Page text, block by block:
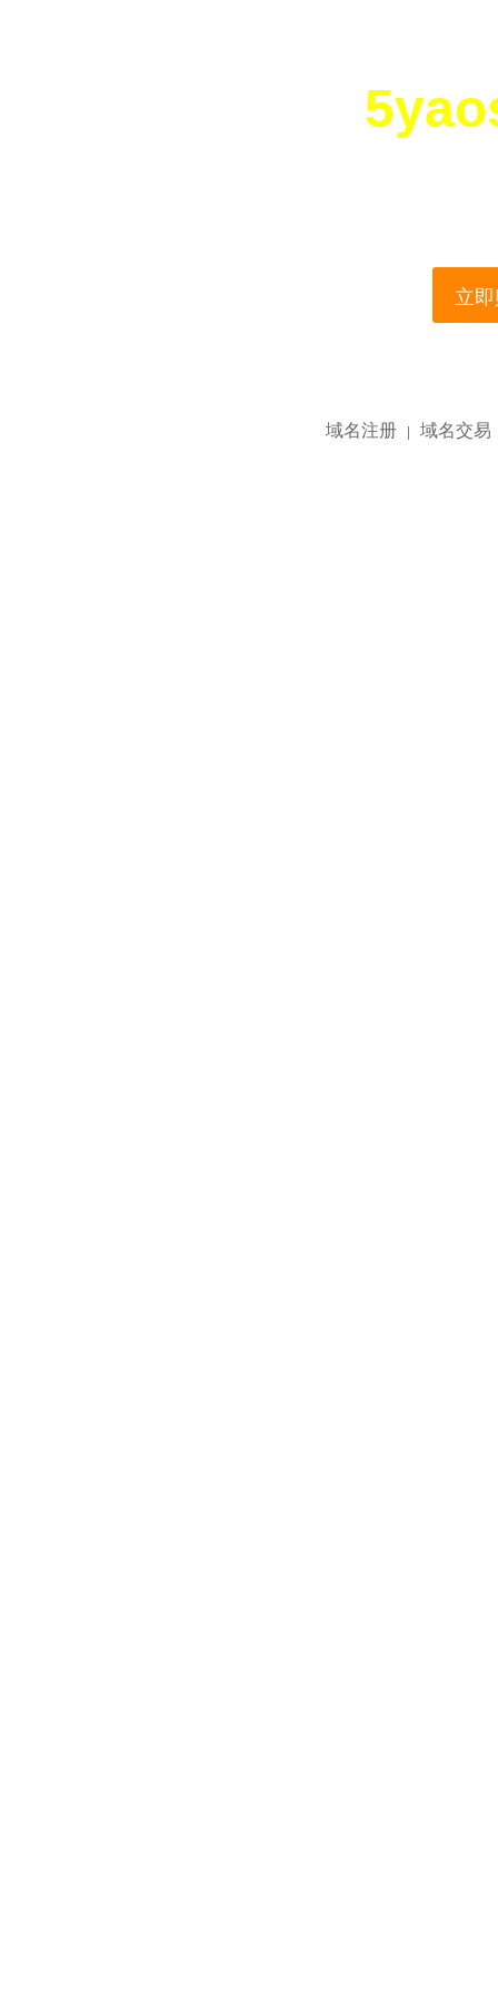
立
域名注册 | 域名交易